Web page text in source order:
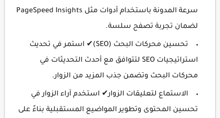
سرعة المدونة باستخدام أدوات مثل PageSpeed Insights
لضمان تجربة تصفح سلسة.
تحسين محركات البحث (SEO)✔ استمر في تحديث
استراتيجيات SEO لتتوافق مع أحدث التحديثات في
محركات البحث وتضمن جذب المزيد من الزوار.
الاستماع لتعليقات الزوار✔ استخدم آراء الزوار في
تحسين المحتوى وتطوير المواضيع المستقبلية بناءً على